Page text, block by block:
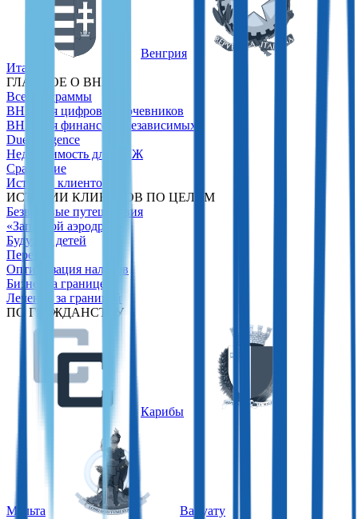
Венгрия
Италия
ГЛАВНОЕ О ВНЖ
Все программы
ВНЖ для цифровых кочевников
ВНЖ для финансово независимых
Due Diligence
Недвижимость для ВНЖ
Сравнение
Истории клиентов
ИСТОРИИ КЛИЕНТОВ ПО ЦЕЛЯМ
Безвизовые путешествия
«Запасной аэродром»
Будущее детей
Переезд
Оптимизация налогов
Бизнес за границей
Лечение за границей
ПО ГРАЖДАНСТВУ
Карибы
Мальта Вануату